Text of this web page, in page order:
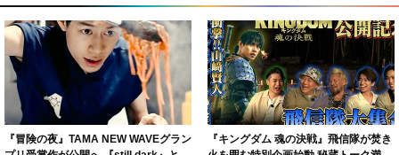
『冒険の夜』TAMA NEW WAVEグラン
『キングダム 魂の決戦』飛信隊が焚き